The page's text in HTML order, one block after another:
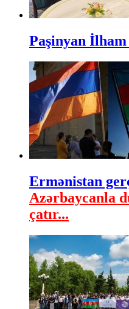
Paşinyan
Ermənistan
Azərbaycanla
çatır...